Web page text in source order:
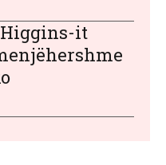
Higgins-it